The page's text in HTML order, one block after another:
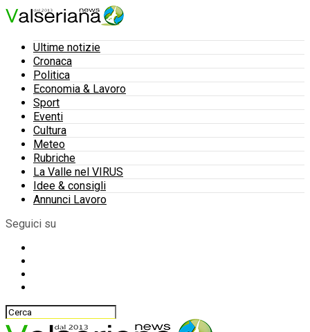
Ultime notizie
Cronaca
Politica
Economia & Lavoro
Sport
Eventi
Cultura
Meteo
Rubriche
La Valle nel VIRUS
Idee & consigli
Annunci Lavoro
Seguici su